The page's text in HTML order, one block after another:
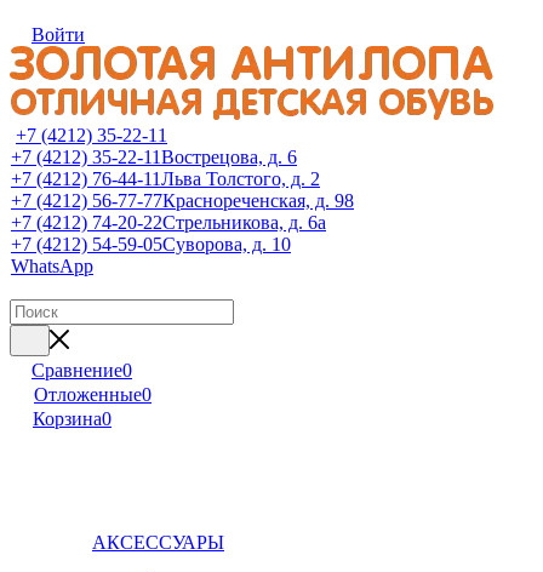
Войти
+7 (4212) 35-22-11
+7 (4212) 35-22-11Вострецова, д. 6
+7 (4212) 76-44-11Льва Толстого, д. 2
+7 (4212) 56-77-77Краснореченская, д. 98
+7 (4212) 74-20-22Стрельникова, д. 6а
+7 (4212) 54-59-05Суворова, д. 10
WhatsApp
Сравнение0
Отложенные0
Корзина0
АКСЕССУАРЫ